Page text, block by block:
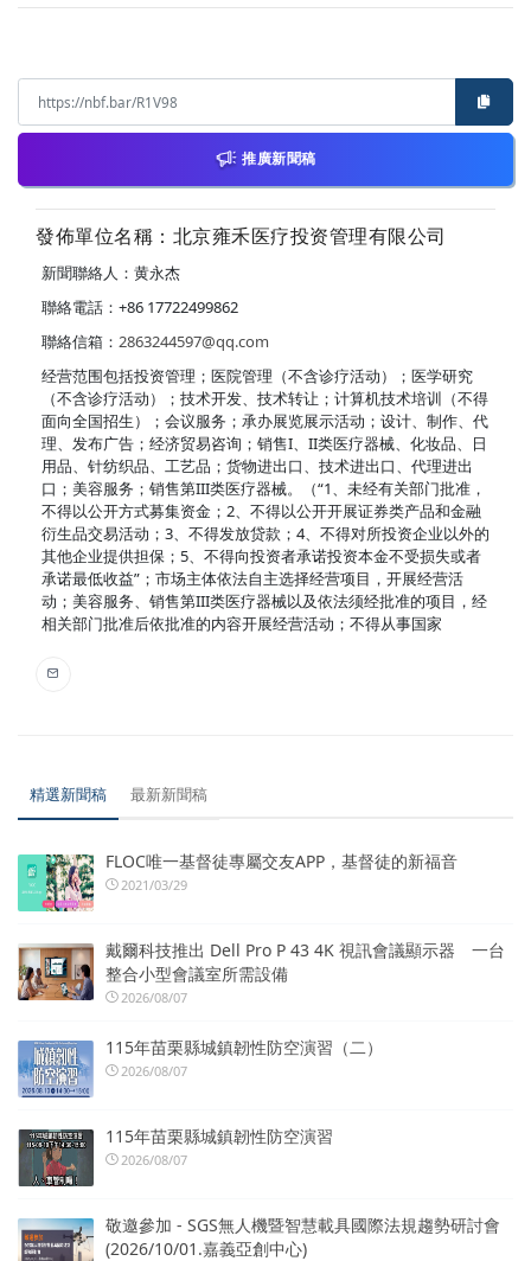
推廣新聞稿
發佈單位名稱：北京雍禾医疗投资管理有限公司
新聞聯絡人：黄永杰
聯絡電話：+86 17722499862
聯絡信箱： 2863244597@qq.com
经营范围包括投资管理；医院管理（不含诊疗活动）；医学研究
（不含诊疗活动）；技术开发、技术转让；计算机技术培训（不得
面向全国招生）；会议服务；承办展览展示活动；设计、制作、代
理、发布广告；经济贸易咨询；销售I、II类医疗器械、化妆品、日
用品、针纺织品、工艺品；货物进出口、技术进出口、代理进出
口；美容服务；销售第III类医疗器械。（“1、未经有关部门批准，
不得以公开方式募集资金；2、不得以公开开展证券类产品和金融
衍生品交易活动；3、不得发放贷款；4、不得对所投资企业以外的
其他企业提供担保；5、不得向投资者承诺投资本金不受损失或者
承诺最低收益”；市场主体依法自主选择经营项目，开展经营活
动；美容服务、销售第III类医疗器械以及依法须经批准的项目，经
相关部门批准后依批准的内容开展经营活动；不得从事国家
精選新聞稿 最新新聞稿
FLOC唯一基督徒專屬交友APP，基督徒的新福音
2021/03/29
戴爾科技推出 Dell Pro P 43 4K 視訊會議顯示器 一台
整合小型會議室所需設備
2026/08/07
115年苗栗縣城鎮韌性防空演習（二）
2026/08/07
115年苗栗縣城鎮韌性防空演習
2026/08/07
敬邀參加 - SGS無人機暨智慧載具國際法規趨勢研討會
(2026/10/01.嘉義亞創中心)